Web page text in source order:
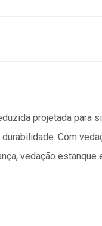
projetada para
Com
vedação estanque